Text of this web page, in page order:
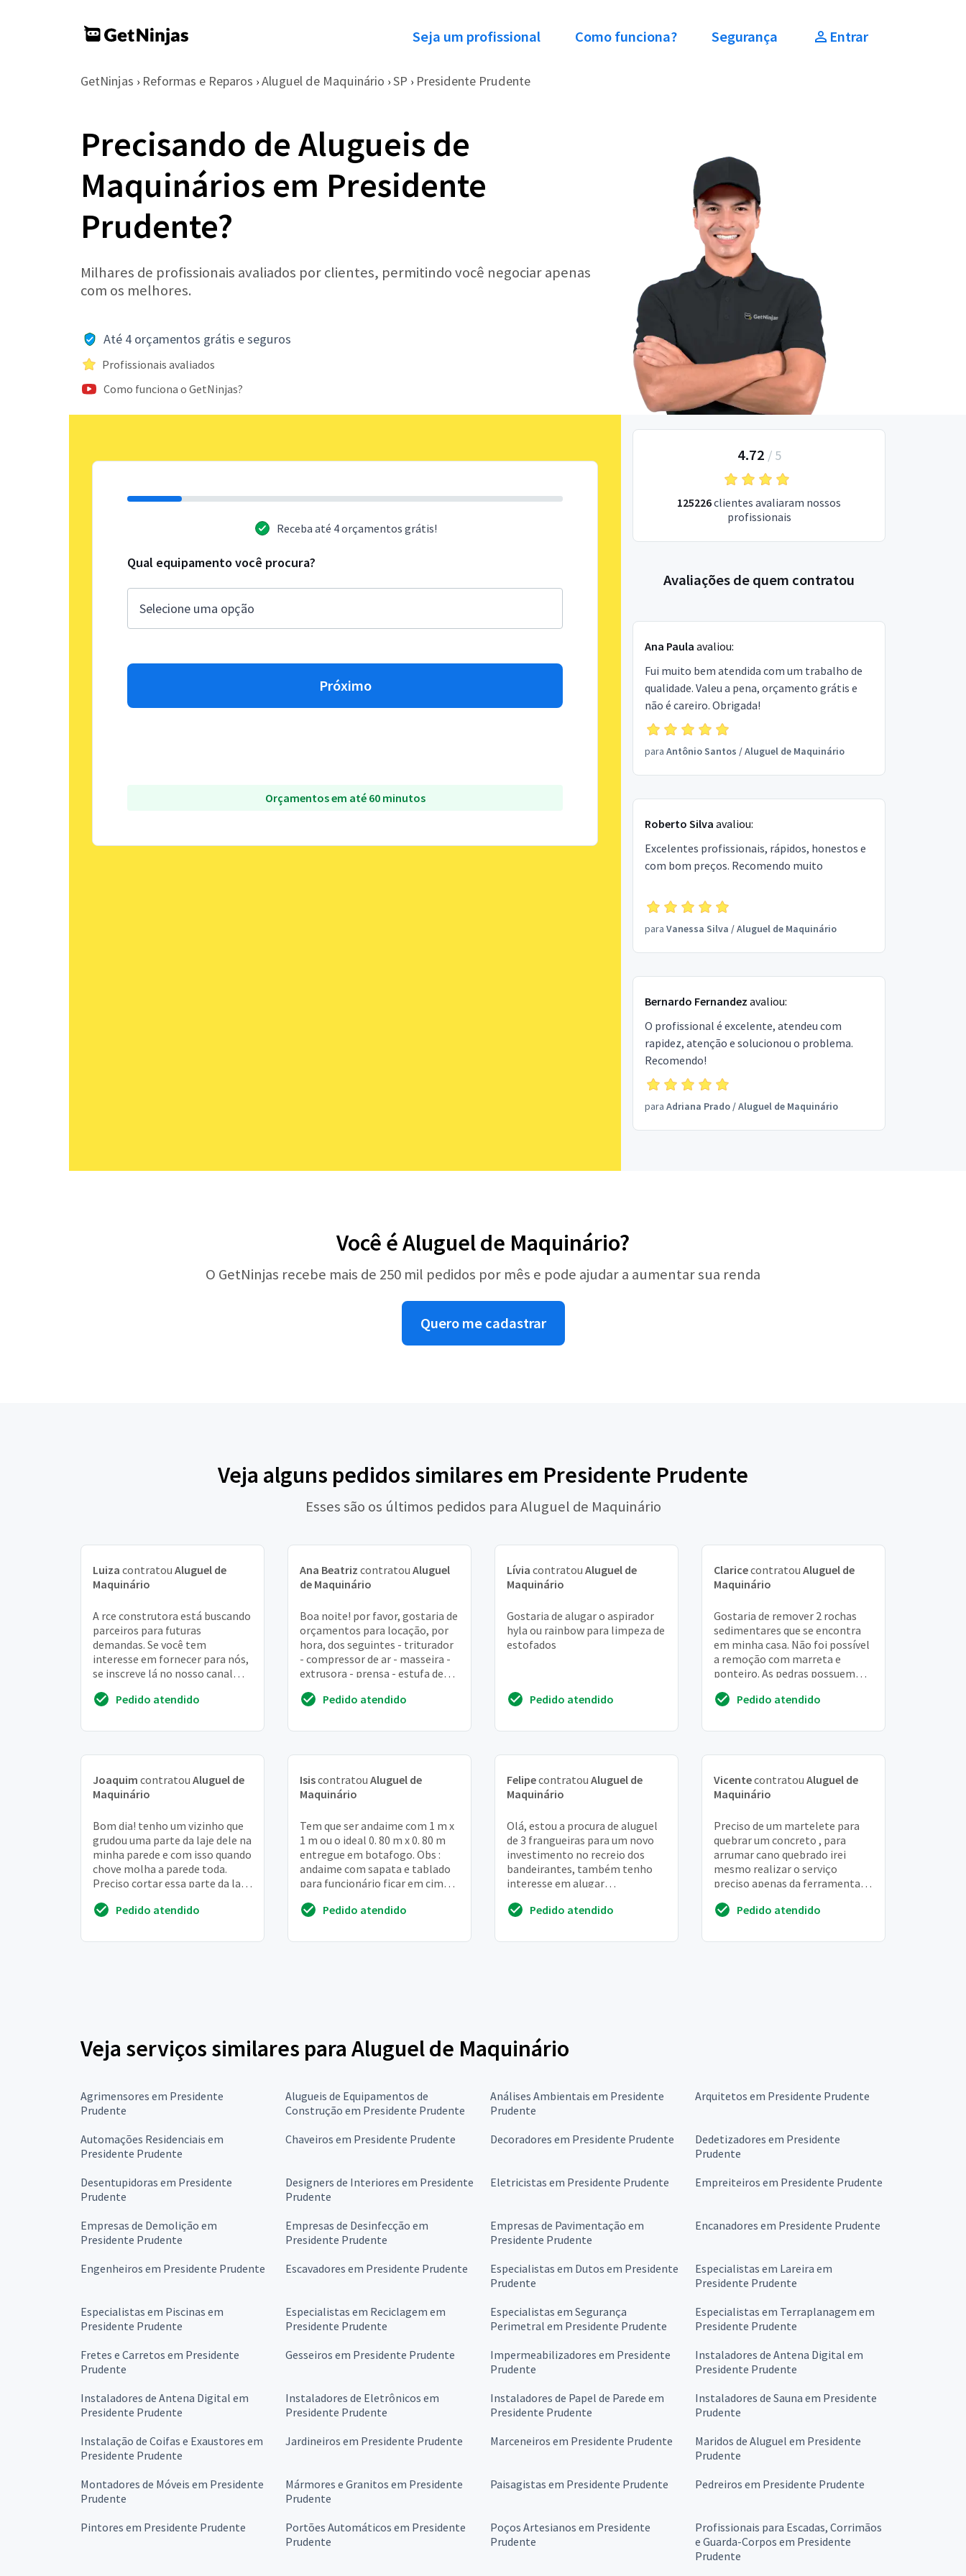
Seja um profissional Como funciona? Segurança Entrar
GetNinjas › Reformas e Reparos › Aluguel de Maquinário › SP › Presidente Prudente
Precisando de Alugueis de
Maquinários em Presidente
Prudente?
Milhares de profissionais avaliados por clientes, permitindo você negociar apenas
com os melhores.
Até 4 orçamentos grátis e seguros
Profissionais avaliados
Como funciona o GetNinjas?
Receba até 4 orçamentos grátis!
Qual equipamento você procura?
Próximo
Orçamentos em até 60 minutos
4.72 / 5
125226clientes avaliaram nossos
profissionais
Avaliações de quem contratou
Ana Paula avaliou:
Fui muito bem atendida com um trabalho de
qualidade. Valeu a pena, orçamento grátis e
não é careiro. Obrigada!
para Antônio Santos /Aluguel de Maquinário
Roberto Silva avaliou:
Excelentes profissionais, rápidos, honestos e
com bom preços. Recomendo muito
para Vanessa Silva /Aluguel de Maquinário
Bernardo Fernandez avaliou:
O profissional é excelente, atendeu com
rapidez, atenção e solucionou o problema.
Recomendo!
para Adriana Prado/Aluguel de Maquinário
Você é Aluguel de Maquinário?
O GetNinjas recebe mais de 250 mil pedidos por mês e pode ajudar a aumentar sua renda
Quero me cadastrar
Veja alguns pedidos similares em Presidente Prudente
Esses são os últimos pedidos para Aluguel de Maquinário
Luiza contratou Aluguel de
Maquinário
A rce construtora está buscando
parceiros para futuras
demandas. Se você tem
interesse em fornecer para nós,
se inscreve lá no nosso canal
informações e oportuni...
Pedido atendido
Ana Beatriz contratou Aluguel
de Maquinário
Boa noite! por favor, gostaria de
orçamentos para locação, por
hora, dos seguintes - triturador
- compressor de ar - masseira -
extrusora - prensa - estufa de
Pedido atendido
Lívia contratou Aluguel de
Maquinário
Gostaria de alugar o aspirador
hyla ou rainbow para limpeza de
estofados
Pedido atendido
Claricecontratou Aluguel de
Maquinário
Gostaria de remover 2 rochas
sedimentares que se encontra
em minha casa. Não foi possível
a remoção com marreta e
ponteiro. As pedras possuem
e a outra tem 1 ...
Pedido atendido
Joaquim contratou Aluguel de
Maquinário
Bom dia! tenho um vizinho que
grudou uma parte da laje dele na
minha parede e com isso quando
chove molha a parede toda.
Preciso cortar essa parte da laje
parede...Pedido atendido
Isiscontratou Aluguel de
Maquinário
Tem que ser andaime com 1 m x
1 m ou o ideal 0. 80 m x 0. 80 m
entregue em botafogo. Obs :
andaime com sapata e tablado
para funcionário ficar em cima.
Pedido atendido
Felipecontratou Aluguel de
Maquinário
Olá, estou a procura de aluguel
de 3 frangueiras para um novo
investimento no recreio dos
bandeirantes, também tenho
interesse em alugar
etc. ( **** )
Pedido atendido
Vicentecontratou Aluguel de
Maquinário
Preciso de um martelete para
quebrar um concreto , para
arrumar cano quebrado irei
mesmo realizar o serviço
preciso apenas da ferramenta
Pedido atendido
Veja serviços similares para Aluguel de Maquinário
Agrimensores em Presidente
Prudente
Alugueis de Equipamentos de
Construção em Presidente Prudente
Análises Ambientais em Presidente
Prudente
Arquitetos em Presidente Prudente
Automações Residenciais em
Presidente Prudente
Chaveiros em Presidente Prudente Decoradores em Presidente Prudente
Dedetizadores em Presidente
Prudente
Desentupidoras em Presidente
Prudente
Designers de Interiores em Presidente
Prudente
Eletricistas em Presidente Prudente Empreiteiros em Presidente Prudente
Empresas de Demolição em
Presidente Prudente
Empresas de Desinfecção em
Presidente Prudente
Empresas de Pavimentação em
Presidente Prudente
Encanadores em Presidente Prudente
Engenheiros em Presidente Prudente Escavadores em Presidente Prudente
Especialistas em Dutos em Presidente
Prudente
Especialistas em Lareira em
Presidente Prudente
Especialistas em Piscinas em
Presidente Prudente
Especialistas em Reciclagem em
Presidente Prudente
Especialistas em Segurança
Perimetral em Presidente Prudente
Especialistas em Terraplanagem em
Presidente Prudente
Fretes e Carretos em Presidente
Prudente
Gesseiros em Presidente Prudente
Impermeabilizadores em Presidente
Prudente
Instaladores de Antena Digital em
Presidente Prudente
Instaladores de Antena Digital em
Presidente Prudente
Instaladores de Eletrônicos em
Presidente Prudente
Instaladores de Papel de Parede em
Presidente Prudente
Instaladores de Sauna em Presidente
Prudente
Instalação de Coifas e Exaustores em
Presidente Prudente
Jardineiros em Presidente Prudente Marceneiros em Presidente Prudente
Maridos de Aluguel em Presidente
Prudente
Montadores de Móveis em Presidente
Prudente
Mármores e Granitos em Presidente
Prudente
Paisagistas em Presidente Prudente Pedreiros em Presidente Prudente
Pintores em Presidente Prudente
Portões Automáticos em Presidente
Prudente
Poços Artesianos em Presidente
Prudente
Profissionais para Escadas, Corrimãos
e Guarda-Corpos em Presidente
Prudente